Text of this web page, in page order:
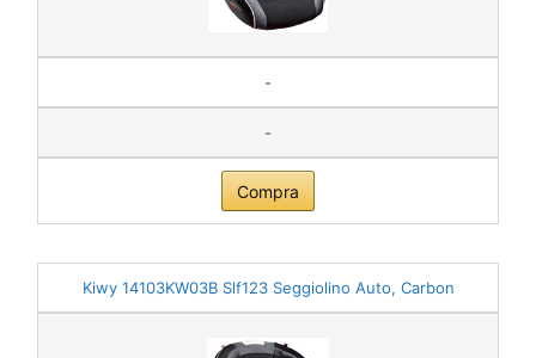
-
-
Compra
Kiwy 14103KW03B Slf123 Seggiolino Auto, Carbon